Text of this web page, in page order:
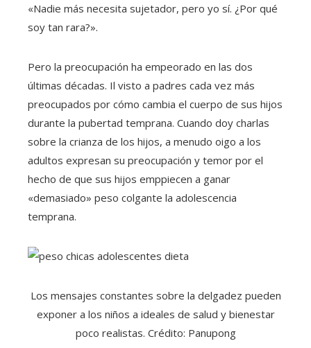
«Nadie más necesita sujetador, pero yo sí. ¿Por qué
soy tan rara?».
Pero la preocupación ha empeorado en las dos
últimas décadas. Il visto a padres cada vez más
preocupados por cómo cambia el cuerpo de sus hijos
durante la pubertad temprana. Cuando doy charlas
sobre la crianza de los hijos, a menudo oigo a los
adultos expresan su preocupación y temor por el
hecho de que sus hijos emppiecen a ganar
«demasiado» peso colgante la adolescencia
temprana.
Los mensajes constantes sobre la delgadez pueden
exponer a los niños a ideales de salud y bienestar
poco realistas. Crédito: Panupong